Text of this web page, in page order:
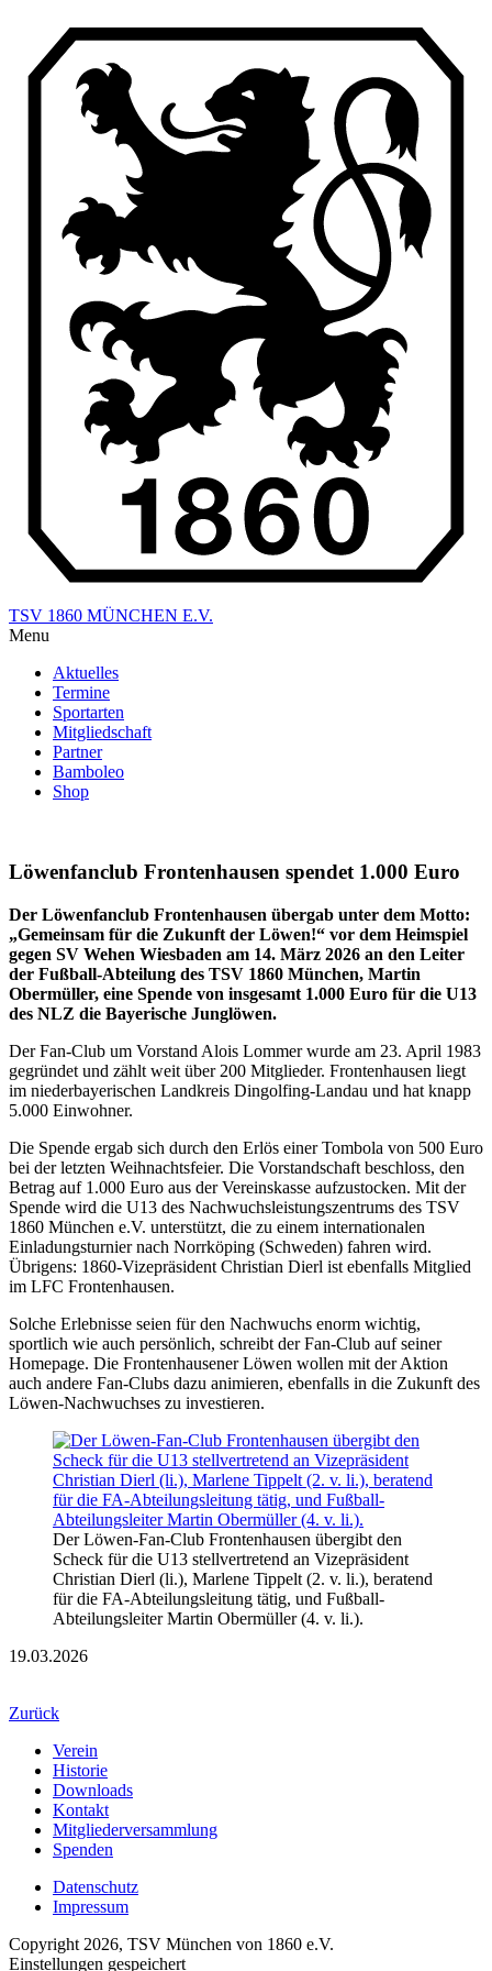
TSV 1860 MÜNCHEN E.V.
Menu
Aktuelles
Termine
Sportarten
Mitgliedschaft
Partner
Bamboleo
Shop
Löwenfanclub Frontenhausen spendet 1.000 Euro
Der Löwenfanclub Frontenhausen übergab unter dem Motto:
„Gemeinsam für die Zukunft der Löwen!“ vor dem Heimspiel
gegen SV Wehen Wiesbaden am 14. März 2026 an den Leiter
der Fußball-Abteilung des TSV 1860 München, Martin
Obermüller, eine Spende von insgesamt 1.000 Euro für die U13
des NLZ die Bayerische Junglöwen.
Der Fan-Club um Vorstand Alois Lommer wurde am 23. April 1983
gegründet und zählt weit über 200 Mitglieder. Frontenhausen liegt
im niederbayerischen Landkreis Dingolfing-Landau und hat knapp
5.000 Einwohner.
Die Spende ergab sich durch den Erlös einer Tombola von 500 Euro
bei der letzten Weihnachtsfeier. Die Vorstandschaft beschloss, den
Betrag auf 1.000 Euro aus der Vereinskasse aufzustocken. Mit der
Spende wird die U13 des Nachwuchsleistungszentrums des TSV
1860 München e.V. unterstützt, die zu einem internationalen
Einladungsturnier nach Norrköping (Schweden) fahren wird.
Übrigens: 1860-Vizepräsident Christian Dierl ist ebenfalls Mitglied
im LFC Frontenhausen.
Solche Erlebnisse seien für den Nachwuchs enorm wichtig,
sportlich wie auch persönlich, schreibt der Fan-Club auf seiner
Homepage. Die Frontenhausener Löwen wollen mit der Aktion
auch andere Fan-Clubs dazu animieren, ebenfalls in die Zukunft des
Löwen-Nachwuchses zu investieren.
Der Löwen-Fan-Club Frontenhausen übergibt den
Scheck für die U13 stellvertretend an Vizepräsident
Christian Dierl (li.), Marlene Tippelt (2. v. li.), beratend
für die FA-Abteilungsleitung tätig, und Fußball-
Abteilungsleiter Martin Obermüller (4. v. li.).
19.03.2026
Zurück
Verein
Historie
Downloads
Kontakt
Mitgliederversammlung
Spenden
Datenschutz
Impressum
Copyright 2026, TSV München von 1860 e.V.
Einstellungen gespeichert